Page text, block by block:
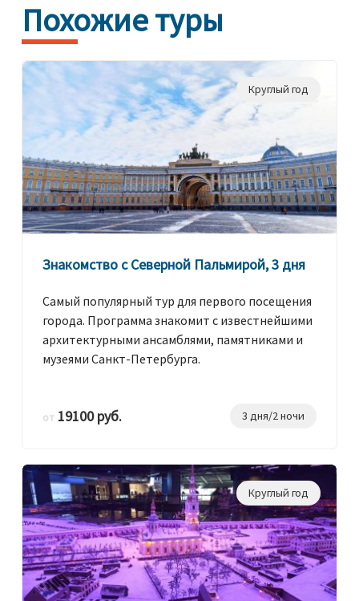
Похожие туры
Круглый год
Знакомство с Северной Пальмирой, 3 дня
Самый популярный тур для первого посещения
города. Программа знакомит с известнейшими
архитектурными ансамблями, памятниками и
музеями Санкт-Петербурга.
от 19100 руб. 3 дня/2 ночи
Круглый год